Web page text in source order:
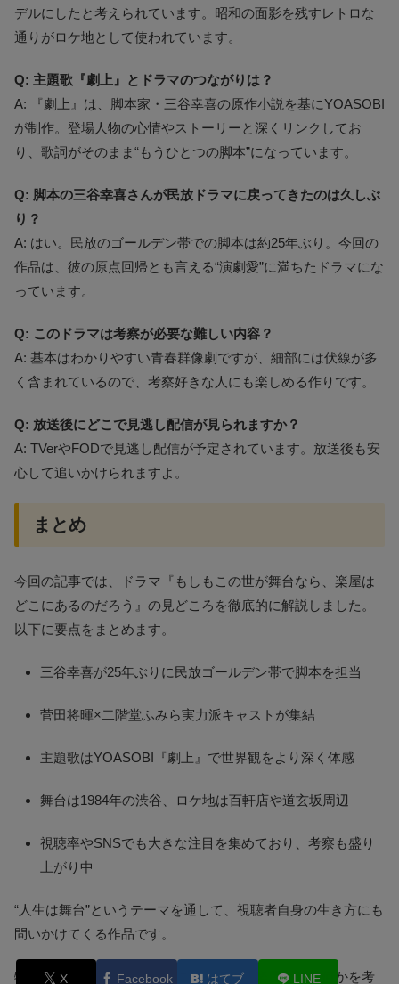
デルにしたと考えられています。昭和の面影を残すレトロな
通りがロケ地として使われています。
Q: 主題歌『劇上』とドラマのつながりは？
A: 『劇上』は、脚本家・三谷幸喜の原作小説を基にYOASOBI
が制作。登場人物の心情やストーリーと深くリンクしてお
り、歌詞がそのまま“もうひとつの脚本”になっています。
Q: 脚本の三谷幸喜さんが民放ドラマに戻ってきたのは久しぶ
り？
A: はい。民放のゴールデン帯での脚本は約25年ぶり。今回の
作品は、彼の原点回帰とも言える“演劇愛”に満ちたドラマにな
っています。
Q: このドラマは考察が必要な難しい内容？
A: 基本はわかりやすい青春群像劇ですが、細部には伏線が多
く含まれているので、考察好きな人にも楽しめる作りです。
Q: 放送後にどこで見逃し配信が見られますか？
A: TVerやFODで見逃し配信が予定されています。放送後も安
心して追いかけられますよ。
まとめ
今回の記事では、ドラマ『もしもこの世が舞台なら、楽屋は
どこにあるのだろう』の見どころを徹底的に解説しました。
以下に要点をまとめます。
三谷幸喜が25年ぶりに民放ゴールデン帯で脚本を担当
菅田将暉×二階堂ふみら実力派キャストが集結
主題歌はYOASOBI『劇上』で世界観をより深く体感
舞台は1984年の渋谷、ロケ地は百軒店や道玄坂周辺
視聴率やSNSでも大きな注目を集めており、考察も盛り
上がり中
“人生は舞台”というテーマを通して、視聴者自身の生き方にも
問いかけてくる作品です。
物語を見届けながら、自分にとっての「楽屋」とは何かを考
X Facebook はてブ LINE